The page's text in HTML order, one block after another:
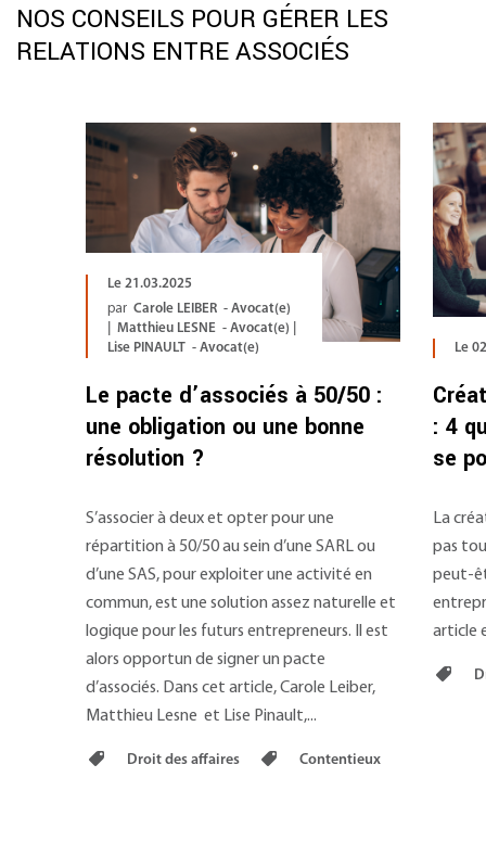
NOS CONSEILS POUR GÉRER LES
RELATIONS ENTRE ASSOCIÉS
Le 21.03.2025
par Carole LEIBER - Avocat(e)
| Matthieu LESNE - Avocat(e) |
Lise PINAULT - Avocat(e)
Le pacte d’associés à 50/50 :
une obligation ou une bonne
résolution ?
S’associer à deux et opter pour une
répartition à 50/50 au sein d’une SARL ou
d’une SAS, pour exploiter une activité en
commun, est une solution assez naturelle et
logique pour les futurs entrepreneurs. Il est
alors opportun de signer un pacte
d’associés. Dans cet article, Carole Leiber,
Matthieu Lesne et Lise Pinault,...
Droit des affaires Contentieux
Le
: 4
se
La
pas
peut-
article